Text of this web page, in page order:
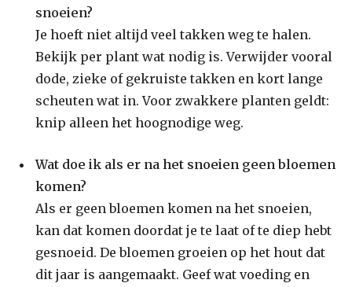
snoeien?
Je hoeft niet altijd veel takken weg te halen.
Bekijk per plant wat nodig is. Verwijder vooral
dode, zieke of gekruiste takken en kort lange
scheuten wat in. Voor zwakkere planten geldt:
knip alleen het hoognodige weg.
Wat doe ik als er na het snoeien geen bloemen
komen?
Als er geen bloemen komen na het snoeien,
kan dat komen doordat je te laat of te diep hebt
gesnoeid. De bloemen groeien op het hout dat
dit jaar is aangemaakt. Geef wat voeding en